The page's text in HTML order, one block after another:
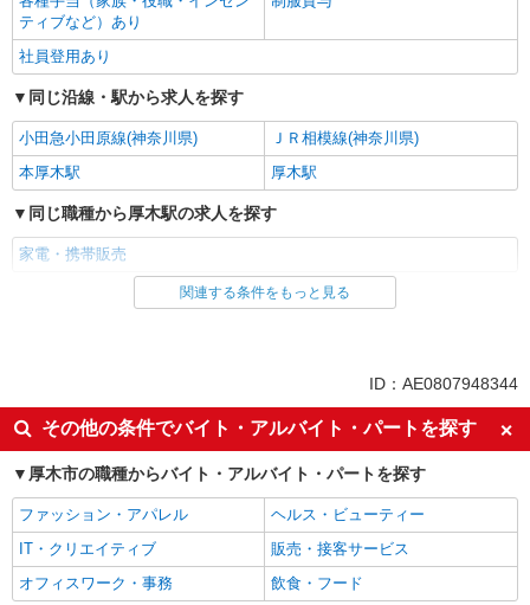
ティブなど）あり
社員登用あり
同じ沿線・駅から求人を探す
小田急小田原線(神奈川県)
ＪＲ相模線(神奈川県)
本厚木駅
厚木駅
同じ職種から厚木駅の求人を探す
家電・携帯販売
同じ雇用形態から厚木駅の求人を探す
即日勤務OK
履歴書不要
Web面接OK
未経験歓迎
ミドル（40代～）活躍中
英語が活かせる
語学力を活かせる（英語以外）
高収入・高額
ボーナス・賞与あり
昇給あり
日払い
週払い
関連する条件をもっと見る
ID：AE0807948344
その他の条件でバイト・アルバイト・パートを探す
厚木市の職種からバイト・アルバイト・パートを探す
ファッション・アパレル
ヘルス・ビューティー
IT・クリエイティブ
販売・接客サービス
オフィスワーク・事務
飲食・フード